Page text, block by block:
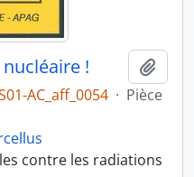
!
AC_aff_0054 · Pièce
contre les radiations